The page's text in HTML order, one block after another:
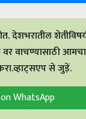
देशभरातील
वर वाचण्यासाठी आमचा
से जुड़ें.
WhatsApp